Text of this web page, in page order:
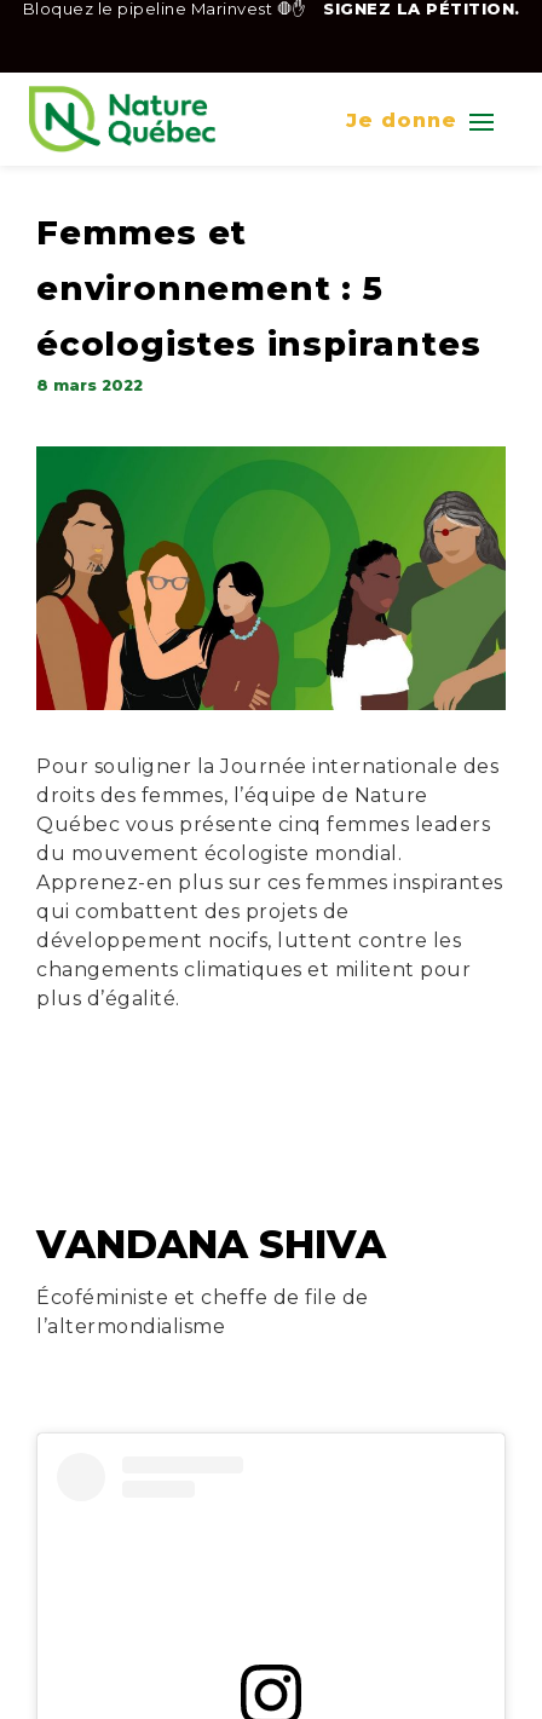
Bloquez le pipeline Marinvest 🛑✋ SIGNEZ LA PÉTITION.
Je donne
Femmes et
environnement : 5
écologistes inspirantes
8 mars 2022
Pour souligner la Journée internationale des
droits des femmes, l’équipe de Nature
Québec vous présente cinq femmes leaders
du mouvement écologiste mondial.
Apprenez-en plus sur ces femmes inspirantes
qui combattent des projets de
développement nocifs, luttent contre les
changements climatiques et militent pour
plus d’égalité.
VANDANA SHIVA
Écoféministe et cheffe de file de
l’altermondialisme